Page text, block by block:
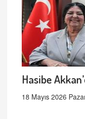
Hasibe
18 Mayıs 2026